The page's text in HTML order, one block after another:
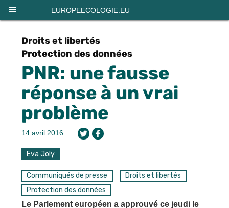
EUROPEECOLOGIE.EU
Droits et libertés
Protection des données
PNR: une fausse
réponse à un vrai
problème
14 avril 2016
Eva Joly
Communiqués de presse
Droits et libertés
Protection des données
Le Parlement européen a approuvé ce jeudi le